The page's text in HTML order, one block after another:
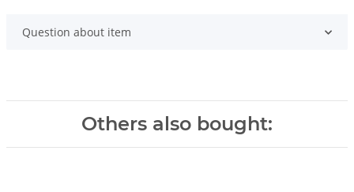
Question about item
Others also bought: